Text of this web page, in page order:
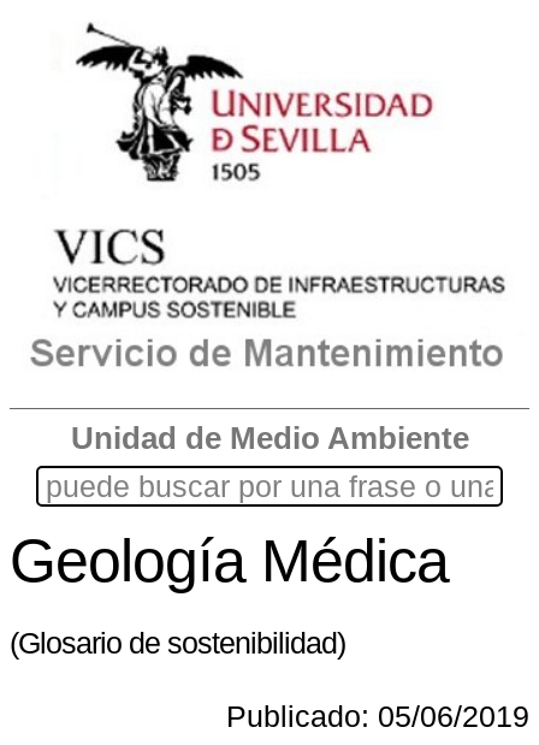
Unidad de Medio Ambiente
Geología Médica
(Glosario de sostenibilidad)
Publicado: 05/06/2019